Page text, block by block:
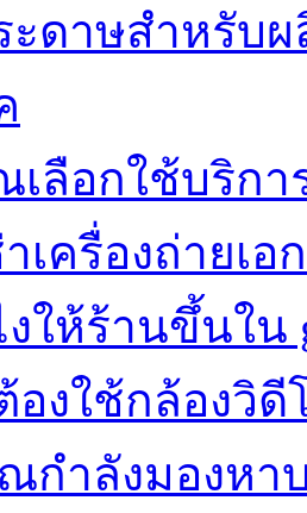
ะดาษสำหรับ
เลือกใช้บริกา
เครื่องถ่ายเ
งให้ร้านขึ้นใน
องใช้กล้องวิดี
กำลังมองหา